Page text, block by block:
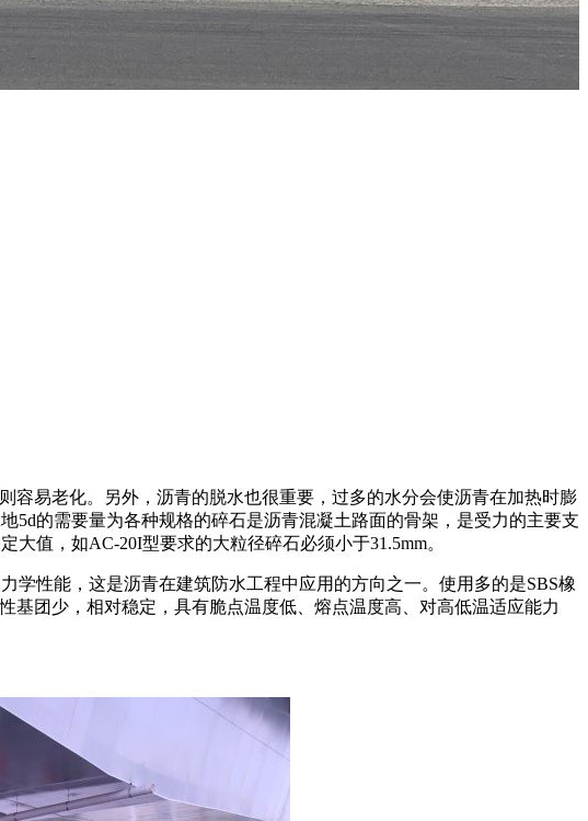
易老化。另外，沥青的脱水也很重要，过多的水分会使沥青在加热时膨
5d的需要量为各种规格的碎石是沥青混凝土路面的骨架，是受力的主要支
值，如AC-20I型要求的大粒径碎石必须小于31.5mm。
性能，这是沥青在建筑防水工程中应用的方向之一。使用多的是SBS橡
基团少，相对稳定，具有脆点温度低、熔点温度高、对高低温适应能力